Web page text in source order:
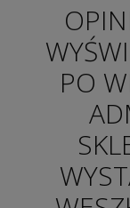
PO